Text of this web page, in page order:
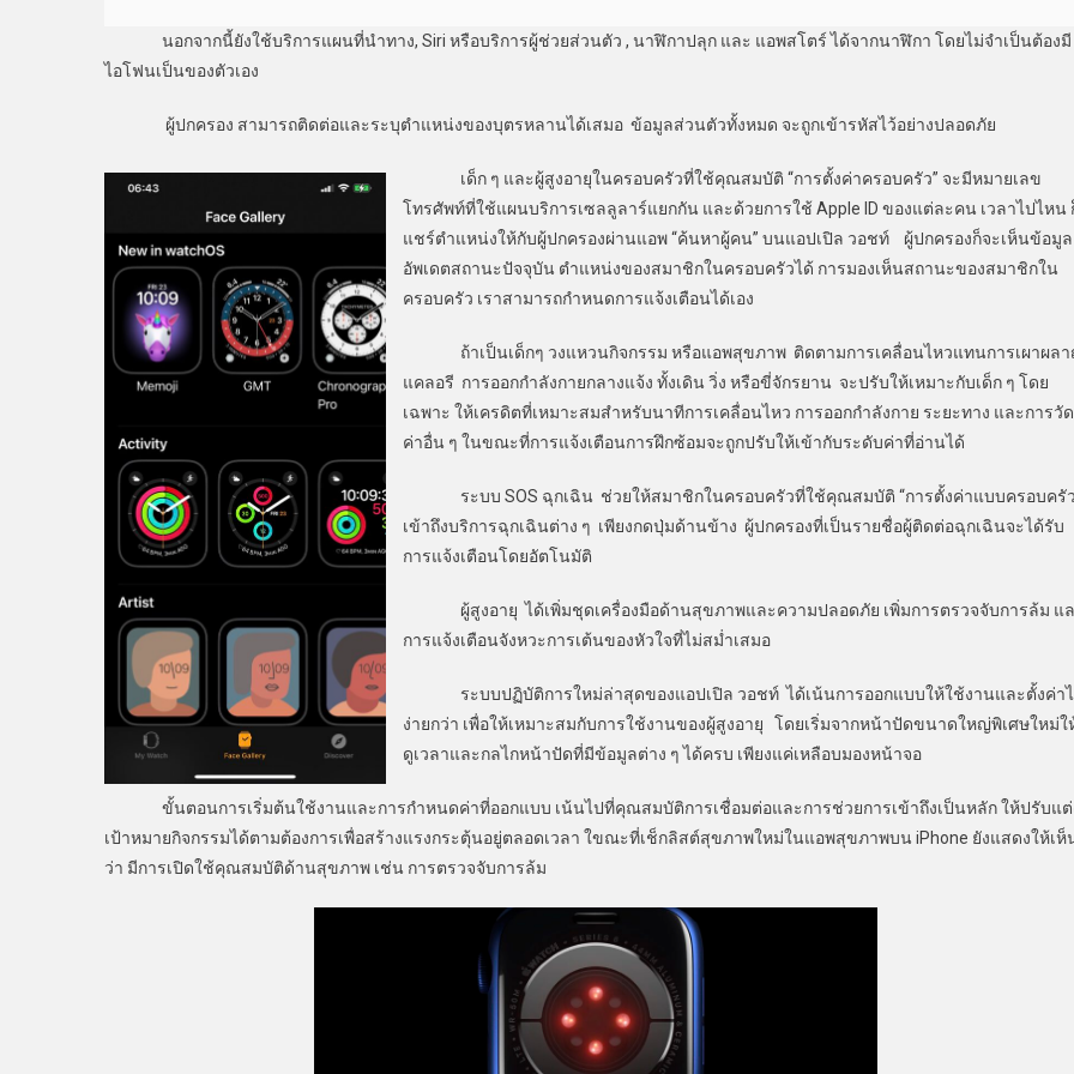
นอกจากนี้ยังใช้บริการแผนที่นำทาง, Siri หรือบริการผู้ช่วยส่วนตัว , นาฬิกาปลุก และ แอพสโตร์ ได้จากนาฬิกา โดยไม่จำเป็นต้องมี
ไอโฟนเป็นของตัวเอง
ผู้ปกครอง สามารถติดต่อและระบุตำแหน่งของบุตรหลานได้เสมอ ข้อมูลส่วนตัวทั้งหมด จะถูกเข้ารหัสไว้อย่างปลอดภัย
เด็ก ๆ และผู้สูงอายุในครอบครัวที่ใช้คุณสมบัติ “การตั้งค่าครอบครัว” จะมีหมายเลข
โทรศัพท์ที่ใช้แผนบริการเซลลูลาร์แยกกัน และด้วยการใช้ Apple ID ของแต่ละคน เวลาไปไหน
แชร์ตำแหน่งให้กับผู้ปกครองผ่านแอพ “ค้นหาผู้คน” บนแอปเปิล วอชท์ ผู้ปกครองก็จะเห็นข้อมูล
อัพเดตสถานะปัจจุบัน ตำแหน่งของสมาชิกในครอบครัวได้ การมองเห็นสถานะของสมาชิกใน
ครอบครัว เราสามารถกำหนดการแจ้งเตือนได้เอง
ถ้าเป็นเด็กๆ วงแหวนกิจกรรม หรือแอพสุขภาพ ติดตามการเคลื่อนไหวแทนการเผาผล
แคลอรี การออกกำลังกายกลางแจ้ง ทั้งเดิน วิ่ง หรือขี่จักรยาน จะปรับให้เหมาะกับเด็ก ๆ โดย
เฉพาะ ให้เครดิตที่เหมาะสมสำหรับนาทีการเคลื่อนไหว การออกกำลังกาย ระยะทาง และการวัด
ค่าอื่น ๆ ในขณะที่การแจ้งเตือนการฝึกซ้อมจะถูกปรับให้เข้ากับระดับค่าที่อ่านได้
ระบบ SOS ฉุกเฉิน ช่วยให้สมาชิกในครอบครัวที่ใช้คุณสมบัติ “การตั้งค่าแบบครอบครัว
เข้าถึงบริการฉุกเฉินต่าง ๆ เพียงกดปุ่มด้านข้าง ผู้ปกครองที่เป็นรายชื่อผู้ติดต่อฉุกเฉินจะได้รับ
การแจ้งเตือนโดยอัตโนมัติ
ผู้สูงอายุ ได้เพิ่มชุดเครื่องมือด้านสุขภาพและความปลอดภัย เพิ่มการตรวจจับการล้ม แ
การแจ้งเตือนจังหวะการเต้นของหัวใจที่ไม่สม่ำเสมอ
ระบบปฏิบัติการใหม่ล่าสุดของแอปเปิล วอชท์ ได้เน้นการออกแบบให้ใช้งานและตั้งค่า
ง่ายกว่า เพื่อให้เหมาะสมกับการใช้งานของผู้สูงอายุ โดยเริ่มจากหน้าปัดขนาดใหญ่พิเศษใหม่ใ
ดูเวลาและกลไกหน้าปัดที่มีข้อมูลต่าง ๆ ได้ครบ เพียงแค่เหลือบมองหน้าจอ
ขั้นตอนการเริ่มต้นใช้งานและการกำหนดค่าที่ออกแบบ เน้นไปที่คุณสมบัติการเชื่อมต่อและการช่วยการเข้าถึงเป็นหลัก ให้ปรับแต่
เป้าหมายกิจกรรมได้ตามต้องการเพื่อสร้างแรงกระตุ้นอยู่ตลอดเวลา ใขณะที่เช็กลิสต์สุขภาพใหม่ในแอพสุขภาพบน iPhone ยังแสดงให้เห็
ว่า มีการเปิดใช้คุณสมบัติด้านสุขภาพ เช่น การตรวจจับการล้ม